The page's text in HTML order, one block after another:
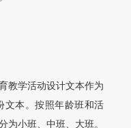
教学活动设计文本作为
文本。按照年龄班和活
为小班、中班、大班。